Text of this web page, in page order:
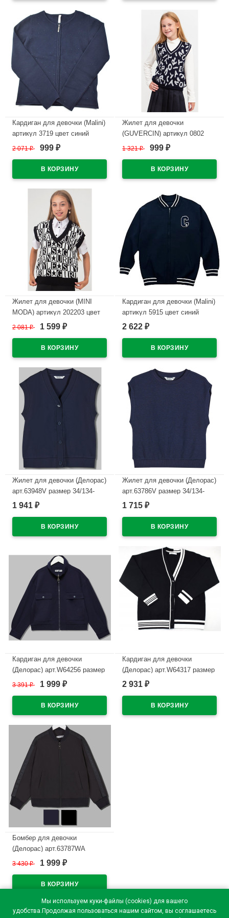
Мы используем куки-файлы (cookies) для вашего
удобства.Продолжая пользоваться нашим сайтом, вы соглашаетесь
Кардиган для девочки (Malini)
артикул 3719 цвет синий
В наличии
2 071₽ 999 ₽
Жилет для девочки
(GUVERCIN) артикул 0802
цвет темно-синий
1 321₽ 999 ₽
Жилет для девочки (MINI
MODA) артикул 202203 цвет
2 081₽ 1 599 ₽
Кардиган для девочки (Malini)
артикул 5915 цвет синий
В наличии
2 622 ₽
Жилет для девочки (Делорас)
арт.63948V размер 34/134-
44/164 цвет синий
1 941 ₽
Жилет для девочки (Делорас)
арт.63786V размер 34/134-
44/164 цвет синий
1 715 ₽
Кардиган для девочки
(Делорас) арт.W64256 размер
40/152-44/164 цвет синий
3 391₽ 1 999 ₽
Кардиган для девочки
(Делорас) арт.W64317 размер
34/134-44/164 цвет черно-
2 931 ₽
Бомбер для девочки
(Делорас) арт.63787WA
размер 36/140-46/170 цвет
3 430₽ 1 999 ₽